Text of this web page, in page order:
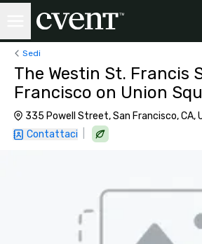
Sedi
The Westin St. Francis
Francisco on Union
335 Powell Street, San Francisco, CA,
Contattaci